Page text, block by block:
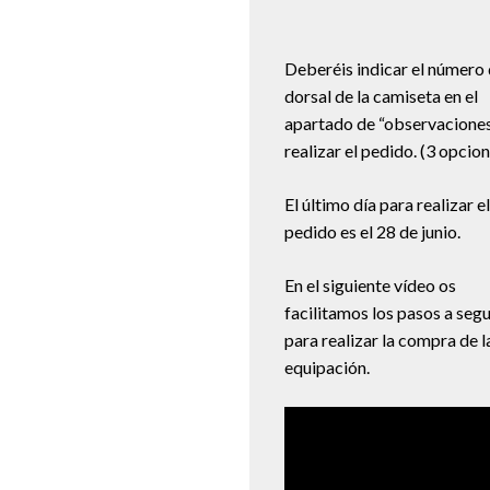
Deberéis indicar el número
dorsal de la camiseta en el
apartado de
realizar el pedido. (3
El último día para realizar el
pedido es el 28 de junio.
En el siguiente vídeo os
facilitamos los pasos a
para realizar la compra de
equipación.